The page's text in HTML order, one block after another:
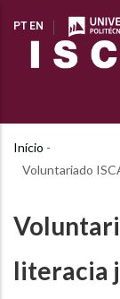
para
PT EN
literacia
Início -
Voluntariado